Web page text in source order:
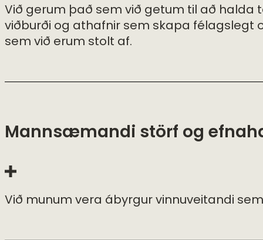
Við gerum það sem við getum til að halda
viðburði og athafnir sem skapa félagslegt
sem við erum stolt af.
Mannsæmandi störf og
Við munum vera ábyrgur vinnuveitandi